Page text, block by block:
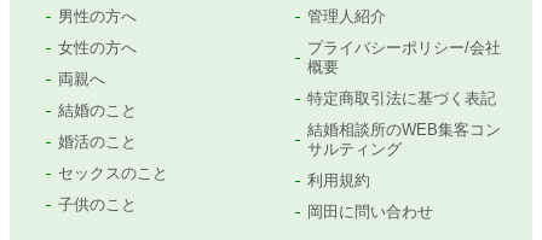
男性の方へ
女性の方へ
両親へ
結婚のこと
婚活のこと
セックスのこと
子供のこと
管理人紹介
プライバシーポリシー/会社
概要
特定商取引法に基づく表記
結婚相談所のWEB集客コン
サルティング
利用規約
岡田に問い合わせ